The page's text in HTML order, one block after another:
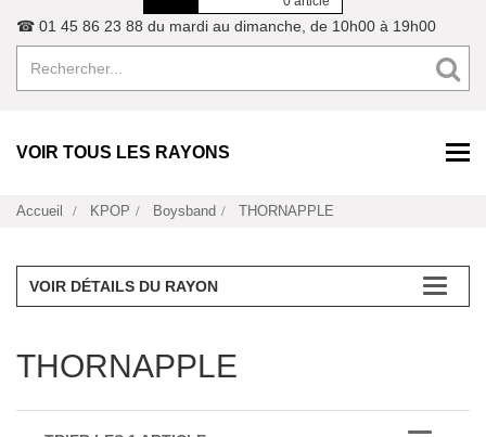
☎ 01 45 86 23 88 du mardi au dimanche, de 10h00 à 19h00
VOIR TOUS LES RAYONS
Accueil KPOP Boysband THORNAPPLE
VOIR DÉTAILS DU RAYON
THORNAPPLE